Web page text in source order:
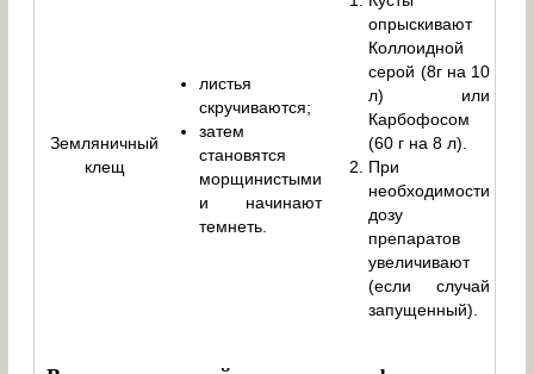
Земляничный
клещ
листья
скручиваются;
затем
становятся
морщинистыми
и начинают
темнеть.
опрыскивают
Коллоидной
серой (8г на 10
л) или
Карбофосом
(60 г на 8 л).
При
необходимости
дозу
препаратов
увеличивают
(если случай
запущенный).